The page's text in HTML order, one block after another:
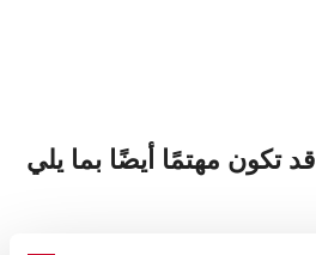
قد تكون مهتمًا أيضًا بما يلي